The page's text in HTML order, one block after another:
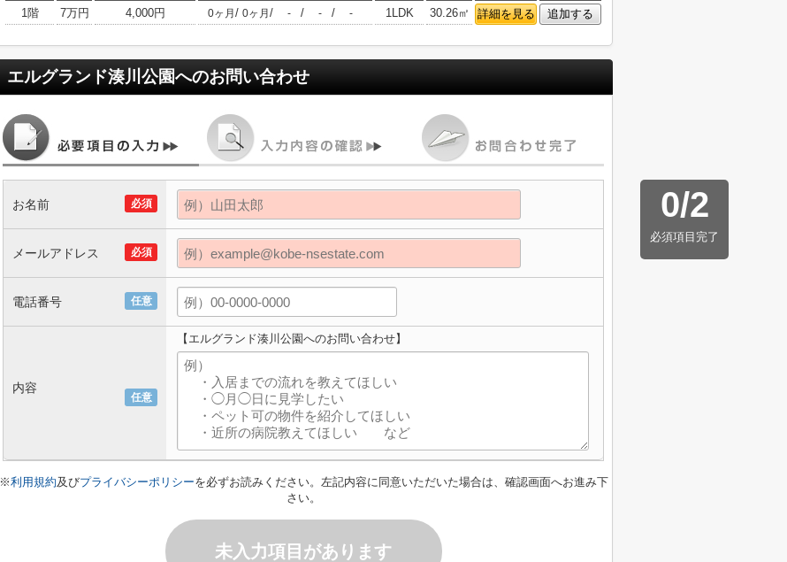
1階
7万円 4,000円 0ヶ月 / 0ヶ月 / - / - / - 1LDK 30.26㎡ 詳細を見る 追加する
エルグランド湊川公園へのお問い合わせ
0/2
必須項目完了
必須
お名前
必須
メールアドレス
任意
電話番号
任意
内容
【エルグランド湊川公園へのお問い合わせ】
※利用規約及びプライバシーポリシーを必ずお読みください。左記内容に同意いただいた場合は、確認画面へお進み下
さい。
未入力項目があります